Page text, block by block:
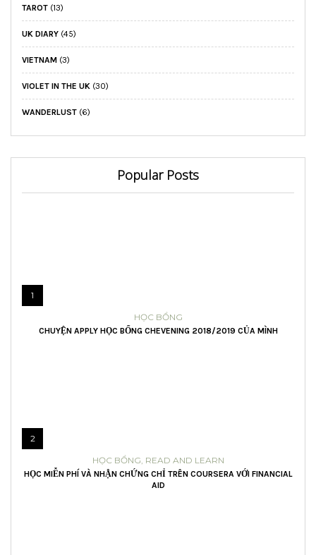
TAROT (13)
UK DIARY (45)
VIETNAM (3)
VIOLET IN THE UK (30)
WANDERLUST (6)
Popular Posts
1
HỌC BỔNG
CHUYỆN APPLY HỌC BỔNG CHEVENING 2018/2019 CỦA MÌNH
2
HỌC BỔNG READ AND LEARN
HỌC MIỄN PHÍ VÀ NHẬN CHỨNG CHỈ TRÊN COURSERA VỚI FINANCIAL
AID